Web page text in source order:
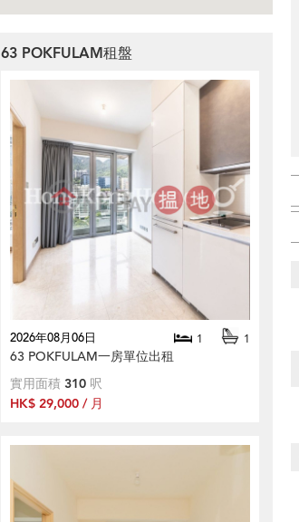
63 POKFULAM租盤
2026年08月06日 1 1
63 POKFULAM一房單位出租
實用面積 310 呎
HK$ 29,000 / 月